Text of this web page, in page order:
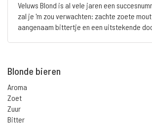
Veluws Blond is al vele jaren een
zal je 'm zou verwachten: zachte zoete
aangenaam bittertje en een uitstekende
Blonde bieren
Aroma
Zoet
Zuur
Bitter